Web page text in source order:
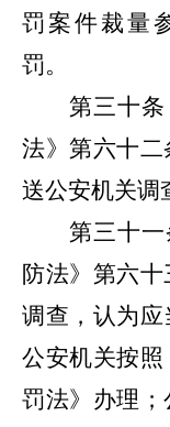
罚案件裁量
罚。
第三十条
法》第六十
送公安机关调
第三十一
防法》第六
调查，认为
公安机关按
罚法》办理